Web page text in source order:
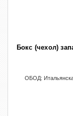
Бокс (чехол)
ОБОД: